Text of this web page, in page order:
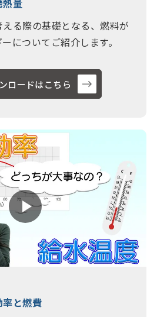
熱量
る際の基礎となる、燃料が
についてご紹介します。
ロードはこちら
と燃費